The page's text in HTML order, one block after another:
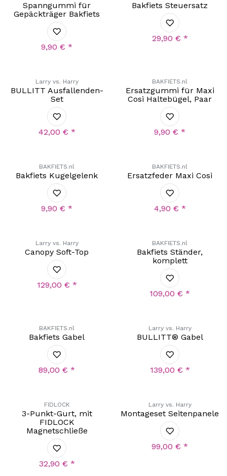
Spanngummi für
Gepäckträger Bakfiets
9,90 € *
Bakfiets Steuersatz
29,90 € *
Larry vs. Harry
BULLITT Ausfallenden-
Set
42,00 € *
BAKFIETS.nl
Ersatzgummi für Maxi
Cosi Haltebügel, Paar
9,90 € *
BAKFIETS.nl
Bakfiets Kugelgelenk
9,90 € *
BAKFIETS.nl
Ersatzfeder Maxi Cosi
4,90 € *
Larry vs. Harry
Canopy Soft-Top
129,00 € *
BAKFIETS.nl
Bakfiets Ständer,
komplett
109,00 € *
BAKFIETS.nl
Bakfiets Gabel
89,00 € *
Larry vs. Harry
BULLITT® Gabel
139,00 € *
Exklusiv!FIDLOCK
3-Punkt-Gurt, mit
FIDLOCK
Magnetschließe
32,90 € *
Larry vs. Harry
Montageset Seitenpanele
99,00 € *